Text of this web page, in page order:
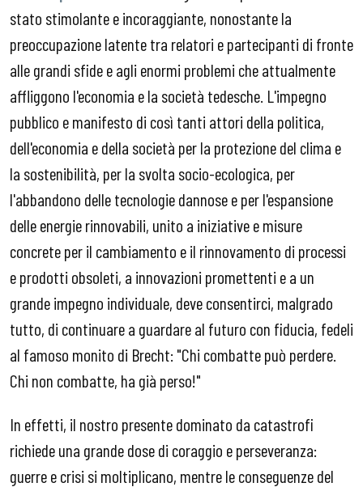
stato stimolante e incoraggiante, nonostante la
preoccupazione latente tra relatori e partecipanti di fronte
alle grandi sfide e agli enormi problemi che attualmente
affliggono l'economia e la società tedesche. L'impegno
pubblico e manifesto di così tanti attori della politica,
dell'economia e della società per la protezione del clima e
la sostenibilità, per la svolta socio-ecologica, per
l'abbandono delle tecnologie dannose e per l'espansione
delle energie rinnovabili, unito a iniziative e misure
concrete per il cambiamento e il rinnovamento di processi
e prodotti obsoleti, a innovazioni promettenti e a un
grande impegno individuale, deve consentirci, malgrado
tutto, di continuare a guardare al futuro con fiducia, fedeli
al famoso monito di Brecht: "Chi combatte può perdere.
Chi non combatte, ha già perso!"
In effetti, il nostro presente dominato da catastrofi
richiede una grande dose di coraggio e perseveranza:
guerre e crisi si moltiplicano, mentre le conseguenze del